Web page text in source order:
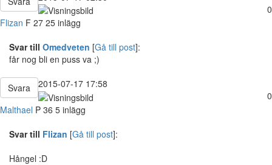
0
Flizan F 27 25 inlägg
Svar till Omedveten [Gå till post]:
får nog bli en puss va ;)
Svara
2015-07-17 17:58
0
Malthael P 36 5 inlägg
Svar till Flizan [Gå till post]:
Hångel :D